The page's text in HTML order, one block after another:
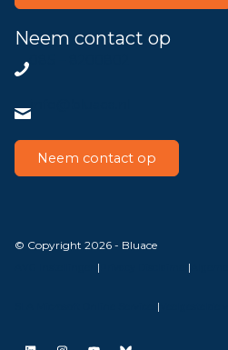
Neem contact op
Neem contact op
© Copyright 2026 - Bluace
| |
|